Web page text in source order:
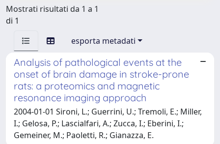
Mostrati risultati da 1 a 1
di 1
esporta metadati
Analysis of pathological events at the
onset of brain damage in stroke-prone
rats: a proteomics and magnetic
resonance imaging approach
2004-01-01 Sironi, L.; Guerrini, U.; Tremoli, E.; Miller,
I.; Gelosa, P.; Lascialfari, A.; Zucca, I.; Eberini, I.;
Gemeiner, M.; Paoletti, R.; Gianazza, E.